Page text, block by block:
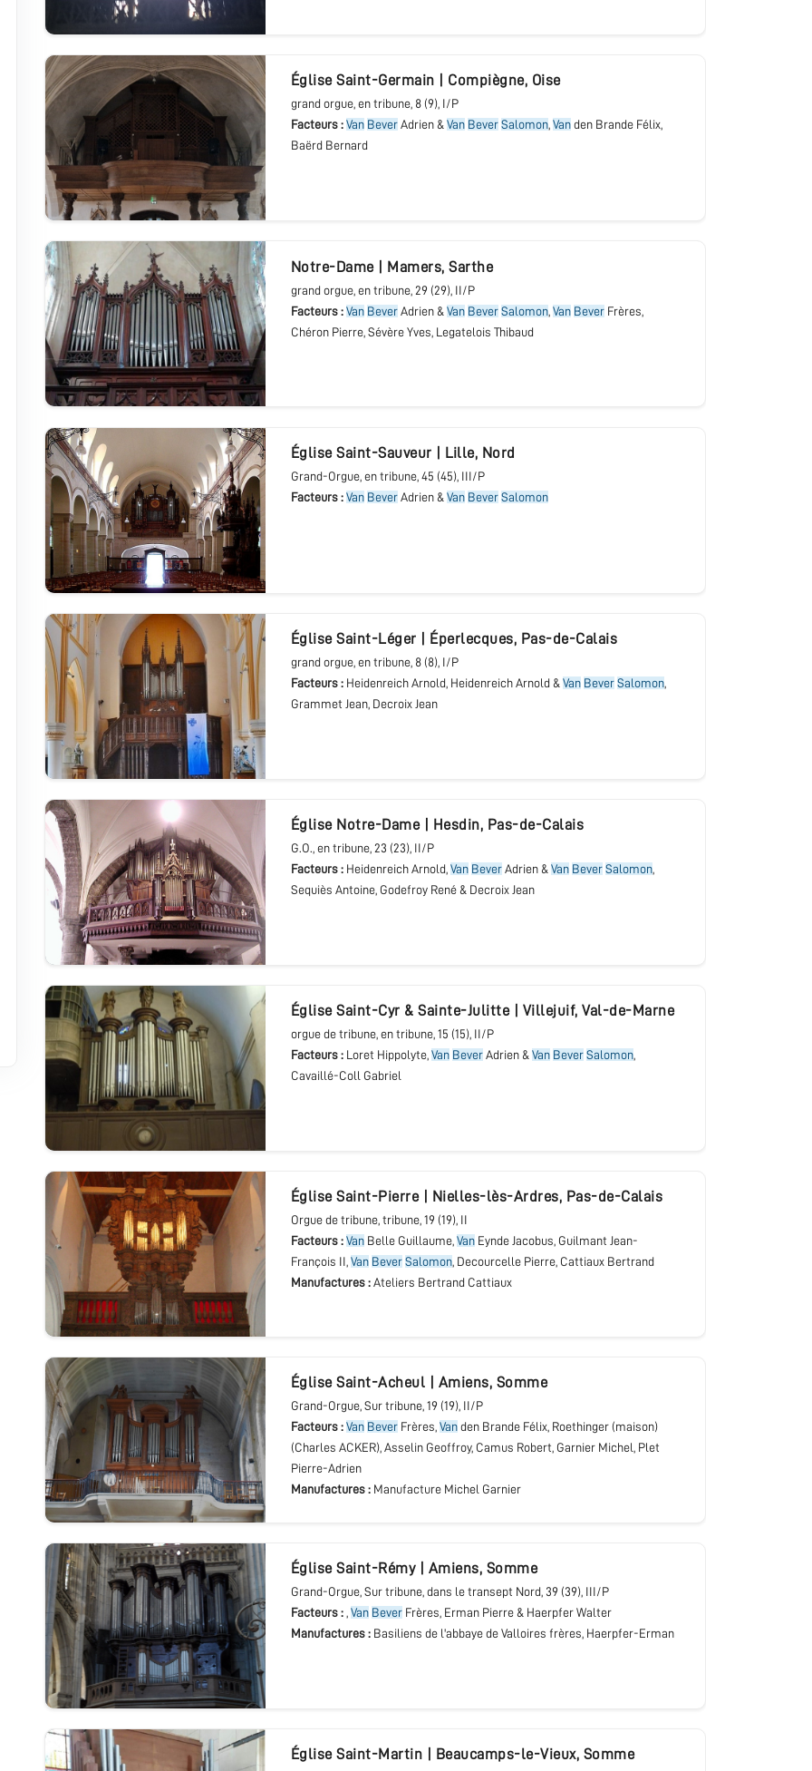
église Saint-Germain Compiègne, Oise
grand orgue, en tribune, 8 (9), I/P
Facteurs : Van BeverAdrien & Van Bever Salomon, Vanden Brande Félix,
Baërd Bernard
Notre-Dame| Mamers,Sarthe
grand orgue, en tribune, 29 (29), II/P
Facteurs : Van BeverAdrien & Van Bever Salomon, Van BeverFrères,
Chéron Pierre, Sévère Yves, Legatelois Thibaud
église Saint-Sauveur Lille, Nord
Grand-Orgue, en tribune, 45 (45), III/P
Facteurs : Van BeverAdrien & Van Bever Salomon
église Saint-Léger Éperlecques, Pas-de-Calais
grand orgue, en tribune, 8 (8), I/P
Facteurs : Heidenreich Arnold, Heidenreich Arnold & Van Bever Salomon,
Grammet Jean, Decroix Jean
église Notre-Dame| Hesdin, Pas-de-Calais
G.O., en tribune, 23 (23), II/P
Facteurs : Heidenreich Arnold, Van BeverAdrien & Van Bever Salomon,
Sequiès Antoine, Godefroy René & Decroix Jean
église Saint-Cyr & Sainte-Julitte| Villejuif,Val-de-Marne
orgue de tribune, en tribune, 15 (15), II/P
Facteurs : Loret Hippolyte, Van BeverAdrien & Van Bever Salomon,
Cavaillé-Coll Gabriel
église Saint-Pierre| Nielles-lès-Ardres, Pas-de-Calais
Orgue de tribune, tribune, 19 (19), II
Facteurs : VanBelle Guillaume, VanEynde Jacobus, Guilmant Jean-
François II, Van Bever Salomon, Decourcelle Pierre, Cattiaux Bertrand
Manufactures : Ateliers Bertrand Cattiaux
église Saint-Acheul Amiens, Somme
Grand-Orgue, Sur tribune, 19 (19), II/P
Facteurs : Van BeverFrères, Vanden Brande Félix, Roethinger (maison)
(Charles ACKER), Asselin Geoffroy, Camus Robert, Garnier Michel, Plet
Pierre-Adrien
Manufactures : Manufacture Michel Garnier
église Saint-Rémy| Amiens, Somme
Grand-Orgue, Sur tribune, dans le transept Nord, 39 (39), III/P
Facteurs : , Van BeverFrères, Erman Pierre & Haerpfer Walter
Manufactures : Basiliens de l'abbaye de Valloires frères, Haerpfer-Erman
église Saint-Martin Beaucamps-le-Vieux, Somme